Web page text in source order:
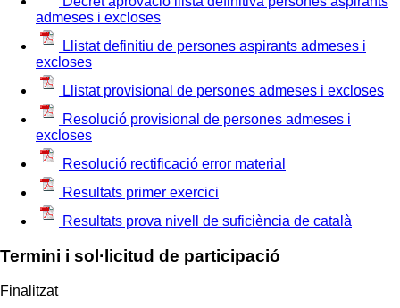
admeses i excloses
Llistat definitiu de persones aspirants admeses i
excloses
Llistat provisional de persones admeses i excloses
Resolució provisional de persones admeses i
excloses
Resolució rectificació error material
Resultats primer exercici
Resultats prova nivell de suficiència de català
Termini i sol·licitud de participació
Finalitzat